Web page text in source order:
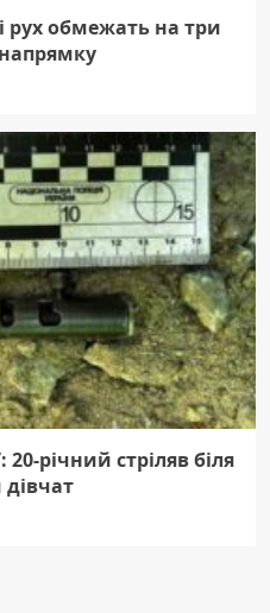
рух обмежать на три
річний стріляв біля